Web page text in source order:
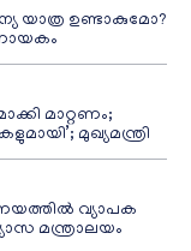
യാത്ര ഉണ്ടാകുമോ?
മാറ്റണം;
മുഖ്യമന്ത്രി
വ്യാപക
മന്ത്രാലയം